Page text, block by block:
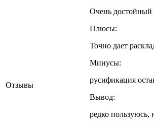
Отзывы
Очень достойный
Плюсы:
Точно дает
Минусы:
русификация
Вывод:
редко пользуюсь,